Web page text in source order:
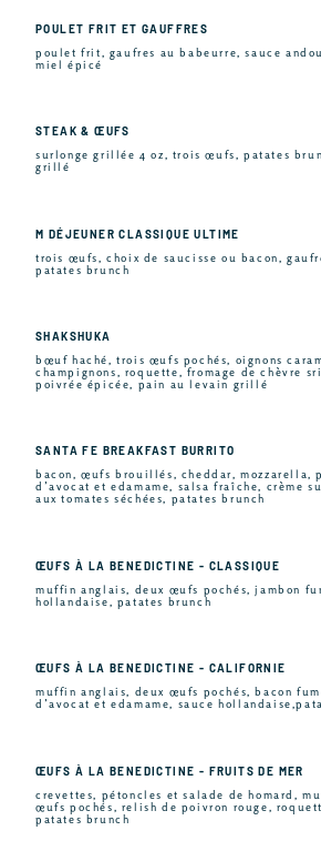
POULET FRIT ET GAUFFRES
poulet frit, gaufres au babeurre, sauce
miel épicé
STEAK & ŒUFS
surlonge grillée 4 oz, trois œufs, patates
grillé
M DÉJEUNER CLASSIQUE ULTIME
trois œufs, choix de saucisse ou bacon,
patates brunch
SHAKSHUKA
bœuf haché, trois œufs pochés, oignons
champignons, roquette, fromage de chèvre
poivrée épicée, pain au levain grillé
SANTA FE BREAKFAST BURRITO
bacon, œufs brouillés, cheddar, mozzarella,
d’avocat et edamame, salsa fraîche, crème
aux tomates séchées, patates brunch
ŒUFS À LA BENEDICTINE - CLASSIQUE
muffin anglais, deux œufs pochés, jambon
hollandaise, patates brunch
ŒUFS À LA BENEDICTINE - CALIFORNIE
muffin anglais, deux œufs pochés, bacon
d’avocat et edamame, sauce
ŒUFS À LA BENEDICTINE - FRUITS DE MER
crevettes, pétoncles et salade de homard,
œufs pochés, relish de poivron rouge,
patates brunch